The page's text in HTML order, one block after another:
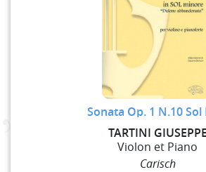
Sonata Op. 1 N.10 Sol
TARTINI GIUSEPPE
Violon et Piano
Carisch